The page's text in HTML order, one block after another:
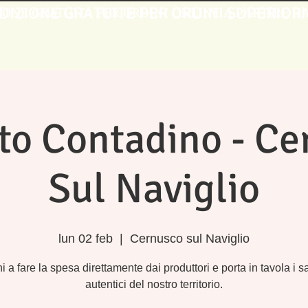
Contadino -
Sul Naviglio
lun 02 feb Cernusco sul Naviglio
a fare la spesa direttamente dai produttori e porta in tavola i
autentici del nostro territorio.